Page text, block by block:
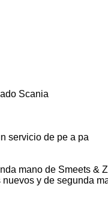
Scania
servicio de pe a pa
mano de Smeets &
y de segunda